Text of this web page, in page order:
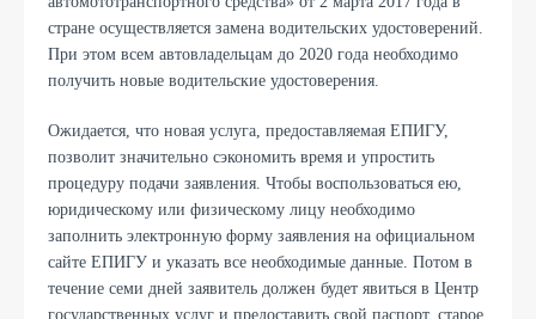
стране осуществляется замена водительских удостоверений.
При этом всем автовладельцам до 2020 года необходимо
получить новые водительские удостоверения.
Ожидается, что новая услуга, предоставляемая ЕПИГУ,
позволит значительно сэкономить время и упростить
процедуру подачи заявления. Чтобы воспользоваться ею,
юридическому или физическому лицу необходимо
заполнить электронную форму заявления на официальном
сайте ЕПИГУ и указать все необходимые данные. Потом в
течение семи дней заявитель должен будет явиться в Центр
государственных услуг и предоставить свой паспорт, старое